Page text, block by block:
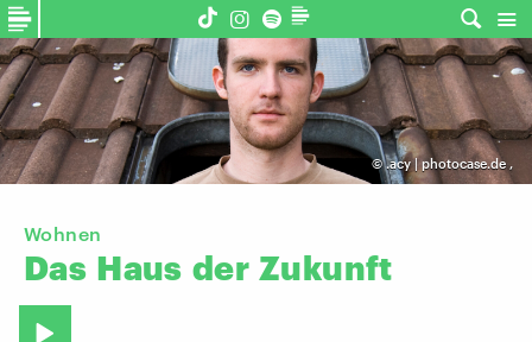
©.acy | photocase.de,
Wohnen
Das Haus der Zukunft